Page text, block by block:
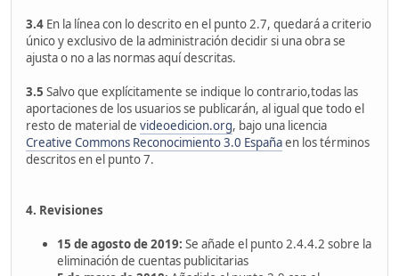
3.4 En la línea con lo descrito en el punto 2.7, quedará a criterio
único y exclusivo de la administración decidir si una obra se
ajusta o no a las normas aquí descritas.
3.5 Salvo que explícitamente se indique lo contrario,todas las
aportaciones de los usuarios se publicarán, al igual que todo el
resto de material de videoedicion.org, bajo una licencia
Creative Commons Reconocimiento 3.0 Españaen los términos
descritos en el punto 7.
4. Revisiones
15 de agosto de 2019: Se añade el punto 2.4.4.2 sobre la
eliminación de cuentas publicitarias